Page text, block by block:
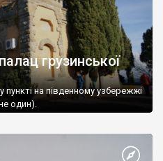
грузинської
на південному узбережжі
один).